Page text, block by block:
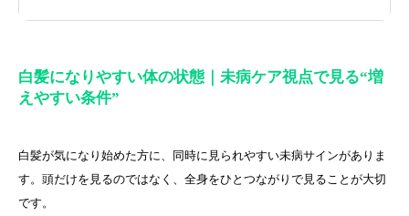
白髪になりやすい体の状態｜未病ケア視点で見る“増
えやすい条件”
白髪が気になり始めた方に、同時に見られやすい未病サインがありま
す。頭だけを見るのではなく、全身をひとつながりで見ることが大切
です。